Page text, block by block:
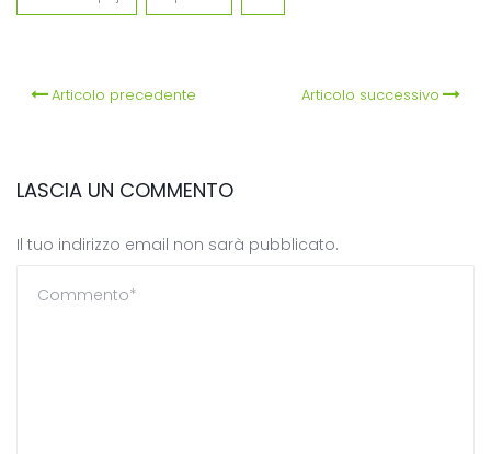
Articolo precedente Articolo successivo
LASCIA UN COMMENTO
Il tuo indirizzo email non sarà pubblicato.